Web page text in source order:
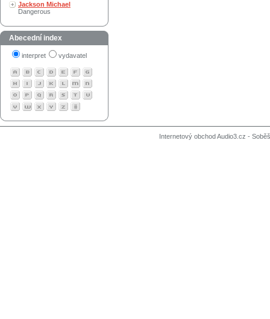
Jackson Michael
Dangerous
Abecední index
interpret vydavatel
Internetový obchod Audio3.cz -